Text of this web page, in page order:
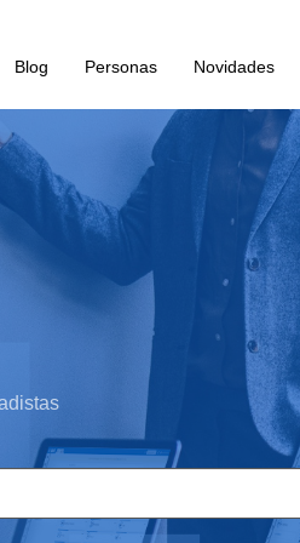
Blog Personas Novidades